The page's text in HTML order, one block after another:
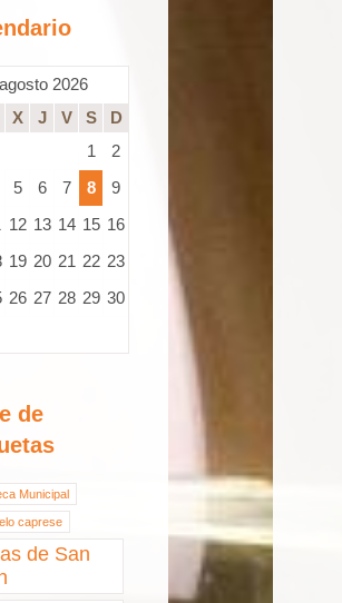
agosto 2026
X J V S
D
1
2
5 6 7 8
9
12 13 14 15 16
19 20 21 22 23
26 27 28 29 30
de
Municipal
caprese
de San